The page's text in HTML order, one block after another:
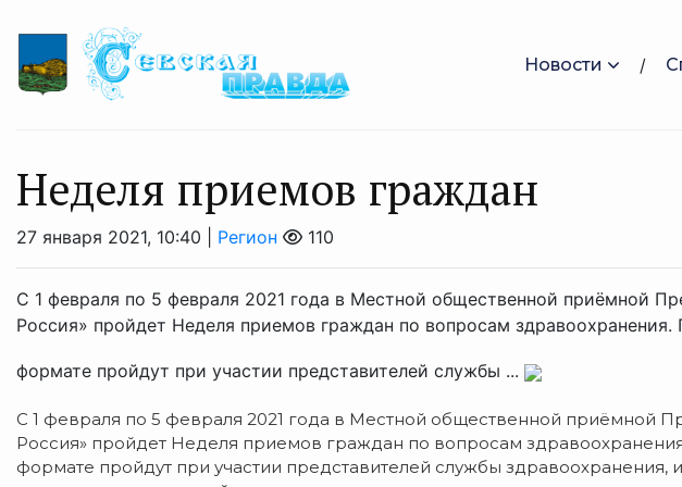
Новости
Неделя приемов граждан
27 января 2021, 10:40 | Регион 110
С 1 февраля по 5 февраля 2021 года в Местной общественной приёмной
Россия» пройдет Неделя приемов граждан по вопросам
формате пройдут при участии представителей службы ...
С 1 февраля по 5 февраля 2021 года в Местной общественной приёмной
Россия» пройдет Неделя приемов граждан по вопросам
формате пройдут при участии представителей службы здравоохранения,